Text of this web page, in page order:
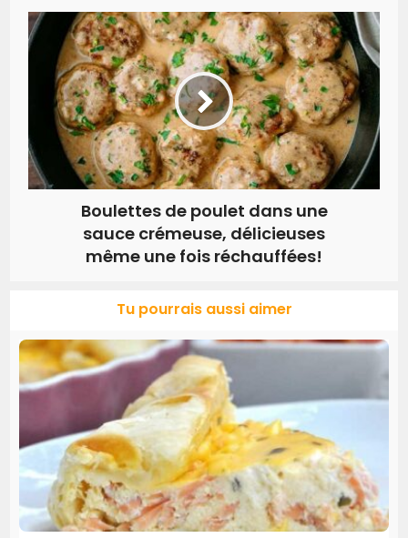
Boulettes de poulet dans une
sauce crémeuse, délicieuses
même une fois réchauffées!
Tu pourrais aussi aimer